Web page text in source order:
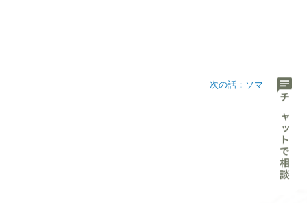
次の話：ソマリナ星
chat
チャットで相談